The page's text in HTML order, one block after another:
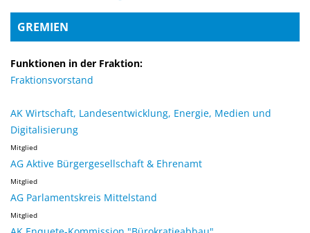
GREMIEN
Funktionen in der Fraktion:
Fraktionsvorstand
AK Wirtschaft, Landesentwicklung, Energie, Medien und
Digitalisierung
Mitglied
AG Aktive Bürgergesellschaft & Ehrenamt
Mitglied
AG Parlamentskreis Mittelstand
Mitglied